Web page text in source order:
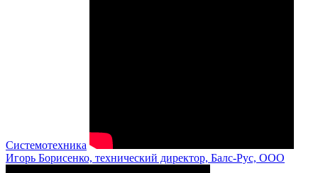
Системотехника
Игорь Борисенко, технический директор, Балс-Рус, ООО